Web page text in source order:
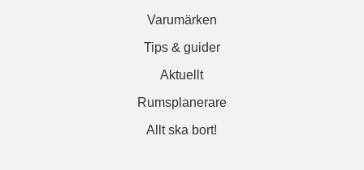
Varumärken
Tips & guider
Aktuellt
Rumsplanerare
Allt ska bort!